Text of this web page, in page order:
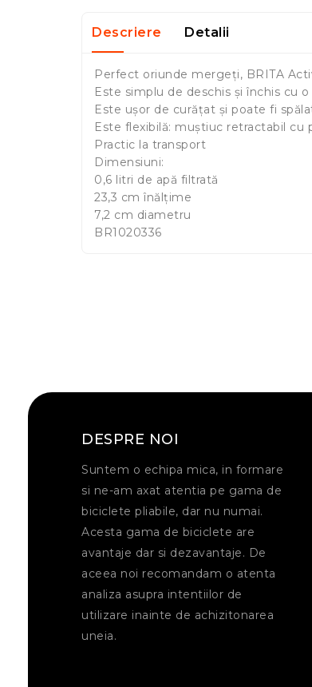
Descriere Detalii
Perfect oriunde mergeți, BRITA
Este simplu de deschis și închis cu
Este ușor de curățat și poate fi
Este flexibilă: muștiuc retractabil cu
Practic la transport
Dimensiuni:
0,6 litri de apă filtrată
23,3 cm înălțime
7,2 cm diametru
BR1020336
DESPRE NOI
Suntem o echipa mica, in formare
si ne-am axat atentia pe gama de
biciclete pliabile, dar nu numai.
Acesta gama de biciclete are
avantaje dar si dezavantaje. De
aceea noi recomandam o atenta
analiza asupra intentiilor de
utilizare inainte de achizitonarea
uneia.